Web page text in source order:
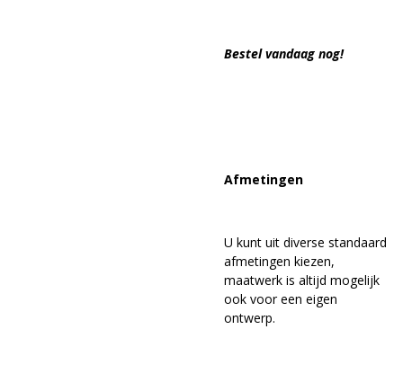
Bestel vandaag nog!
Afmetingen
U kunt uit diverse standaard
afmetingen kiezen,
maatwerk is altijd mogelijk
ook voor een eigen
ontwerp.